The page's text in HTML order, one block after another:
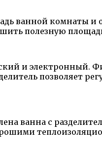
ванной комнаты
полезную
и электронный.
позволяет
ванна с